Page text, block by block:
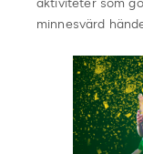
minnesvärd